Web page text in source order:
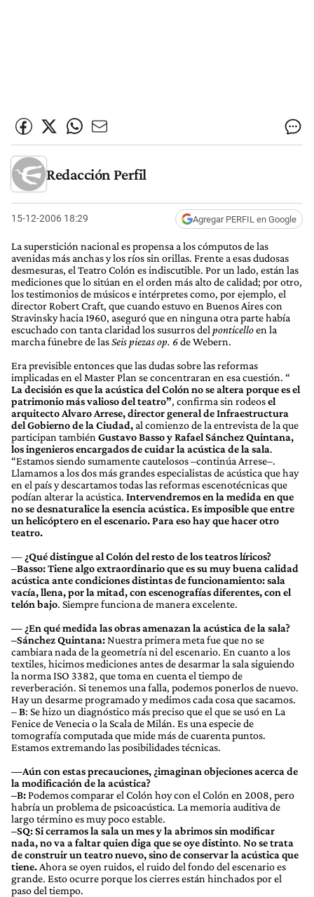
Redacción Perfil
15-12-2006 18:29 Agregar PERFIL en Google
La superstición nacional es propensa a los cómputos de las
avenidas más anchas y los ríos sin orillas. Frente a esas dudosas
desmesuras, el Teatro Colón es indiscutible. Por un lado, están las
mediciones que lo sitúan en el orden más alto de calidad; por otro,
los testimonios de músicos e intérpretes como, por ejemplo, el
director Robert Craft, que cuando estuvo en Buenos Aires con
Stravinsky hacia 1960, aseguró que en ninguna otra parte había
escuchado con tanta claridad los susurros del ponticelloen la
marcha fúnebre de lasSeis piezas op. 6de Webern.
Era previsible entonces que las dudas sobre las reformas
implicadas en el Master Plan se concentraran en esa cuestión. “
La decisión es que la acústica del Colón no se altera porque es el
patrimonio más valioso del teatro”, confirma sin rodeosel
arquitecto Alvaro Arrese, director general de Infraestructura
del Gobierno de la Ciudad, al comienzo de la entrevista de la que
participan también Gustavo Basso y Rafael Sánchez Quintana,
los ingenieros encargados de cuidar la acústica de la sala.
“Estamos siendo sumamente cautelosos –continúa Arrese–.
Llamamos a los dos más grandes especialistas de acústica que hay
en el país y descartamos todas las reformas escenotécnicas que
podían alterar la acústica. Intervendremos en la medida en que
no se desnaturalice la esencia acústica. Es imposible que entre
un helicóptero en el escenario. Para eso hay que hacer otro
teatro.
— ¿Qué distingue al Colón del resto de los teatros líricos?
–Basso:Tiene algo extraordinario que es su muy buena calidad
acústica ante condiciones distintas de funcionamiento: sala
vacía, llena, por la mitad, con escenografías diferentes, con el
telón bajo. Siempre funciona de manera excelente.
— ¿En qué medida las obras amenazan la acústica de la sala?
–Sánchez Quintana:Nuestra primera meta fue que no se
cambiara nada de la geometría ni del escenario. En cuanto a los
textiles, hicimos mediciones antes de desarmar la sala siguiendo
la norma ISO 3382, que toma en cuenta el tiempo de
reverberación. Si tenemos una falla, podemos ponerlos de nuevo.
Hay un desarme programado y medimos cada cosa que sacamos.
–B: Se hizo un diagnóstico más preciso que el que se usó en La
Fenice de Venecia o la Scala de Milán. Es una especie de
tomografía computada que mide más de cuarenta puntos.
Estamos extremando las posibilidades técnicas.
—Aún con estas precauciones, ¿imaginan objeciones acerca de
la modificación de la acústica?
–B:Podemos comparar el Colón hoy con el Colón en 2008, pero
habría un problema de psicoacústica. La memoria auditiva de
largo término es muy poco estable.
–SQ: Si cerramos la sala un mes y la abrimos sin modificar
nada, no va a faltar quien diga que se oye distinto. No se trata
de construir un teatro nuevo, sino de conservar la acústica que
tiene. Ahora se oyen ruidos, el ruido del fondo del escenario es
grande. Esto ocurre porque los cierres están hinchados por el
paso del tiempo.